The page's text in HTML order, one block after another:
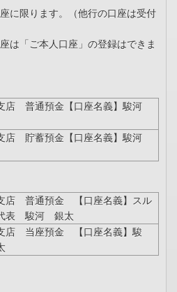
に限ります。（他行の口座は受付
は「ご本人口座」の登録はできま
店 普通預金【口座名義】駿河
店 貯蓄預金【口座名義】駿河
店 普通預金 【口座名義】スル
表 駿河 銀太
店 当座預金 【口座名義】駿